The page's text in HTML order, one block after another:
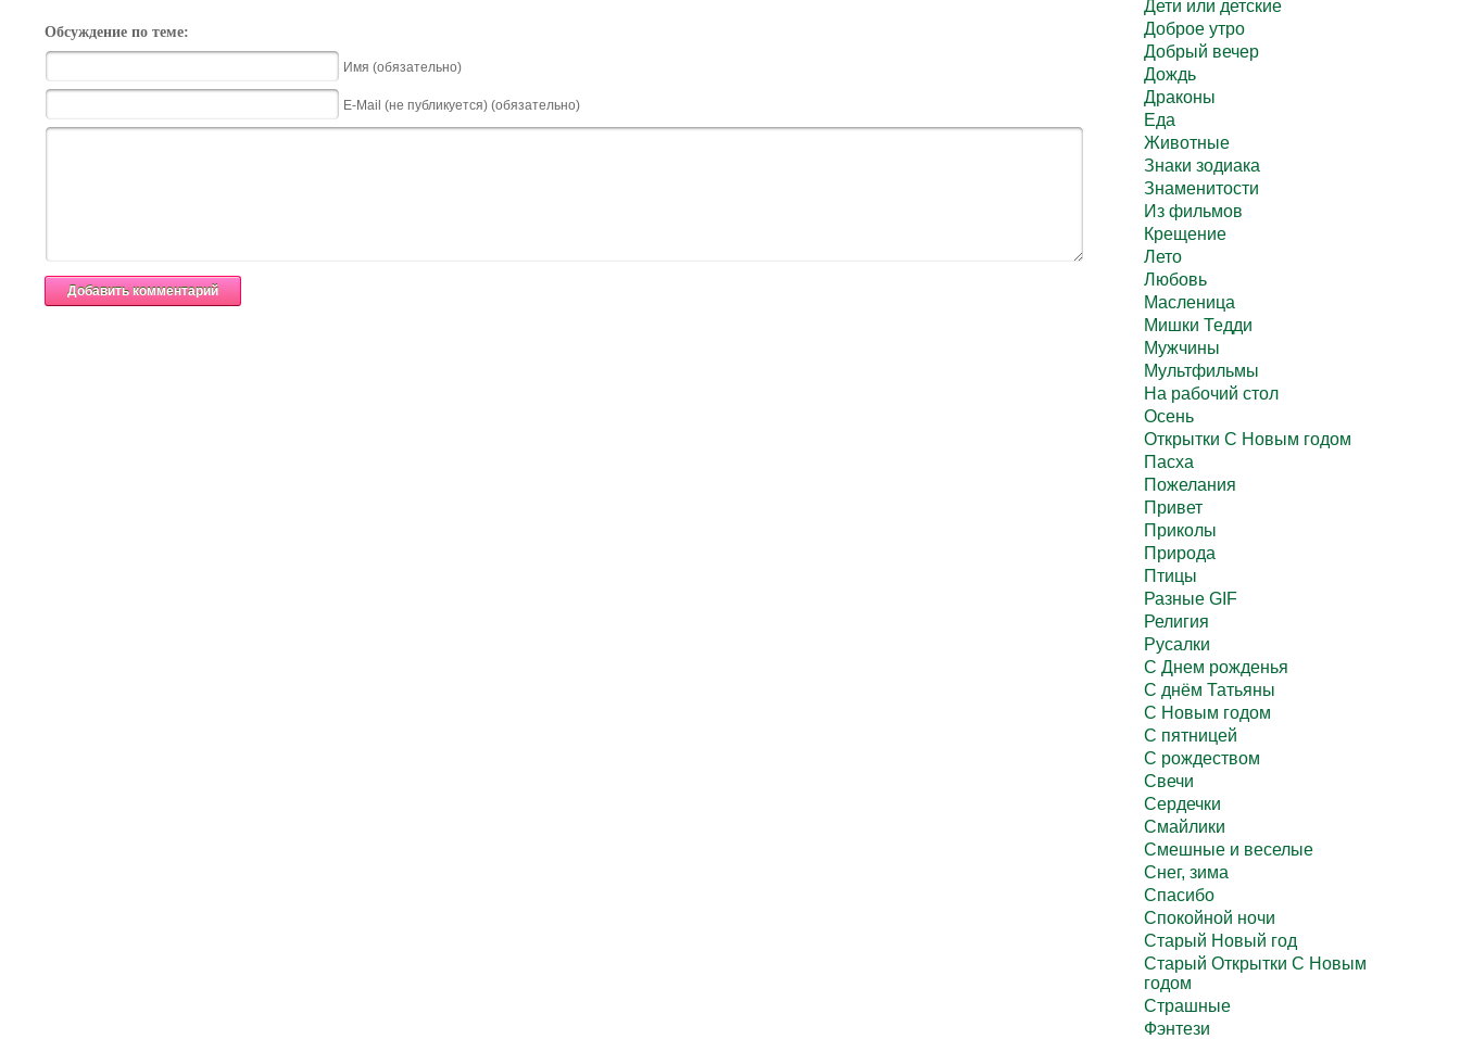
Обсуждение по теме:
Имя (обязательно)
E-Mail (не публикуется) (обязательно)
Дети или детские
Доброе утро
Добрый вечер
Дождь
Драконы
Еда
Животные
Знаки зодиака
Знаменитости
Из фильмов
Крещение
Лето
Любовь
Масленица
Мишки Тедди
Мужчины
Мультфильмы
На рабочий стол
Осень
Открытки С Новым годом
Пасха
Пожелания
Привет
Приколы
Природа
Птицы
Разные GIF
Религия
Русалки
С Днем рожденья
С днём Татьяны
С Новым годом
С пятницей
С рождеством
Свечи
Сердечки
Смайлики
Смешные и веселые
Снег, зима
Спасибо
Спокойной ночи
Старый Новый год
Старый Открытки С Новым
годом
Страшные
Фэнтези